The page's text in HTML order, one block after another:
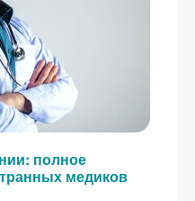
полное
медиков